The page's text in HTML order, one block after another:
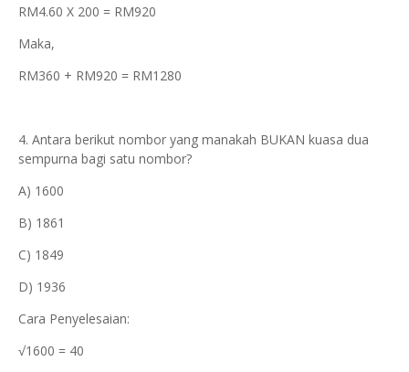
RM4.60 X 200 = RM920
Maka,
RM360 + RM920 = RM1280
4. Antara berikut nombor yang manakah BUKAN kuasa dua
sempurna bagi satu nombor?
A) 1600
B) 1861
C) 1849
D) 1936
Cara Penyelesaian:
√1600 = 40